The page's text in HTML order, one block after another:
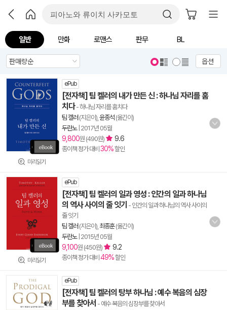
일반 만화 로맨스 판무 BL
옵션
미리읽기
ePub
[전자책] 팀 켈러의 내가 만든 신 : 하나님 자리를 훔
치다- 하나님 자리를 훔치다
팀 켈러 (지은이), 윤종석 (옮긴이)
두란노| 2017년 05월
9,800원 (490원) 9.6
종이책 정가 대비 30%할인
미리읽기
ePub
[전자책] 팀 켈러의 일과 영성 : 인간의 일과 하나님
의 역사 사이의 줄 잇기 - 인간의 일과 하나님의 역사 사이의
줄 잇기
팀 켈러 (지은이), 최종훈(옮긴이)
두란노| 2015년 05월
9,100원 (450원) 9.2
종이책 정가 대비 49%할인
ePub
[전자책] 팀 켈러의 탕부 하나님 : 예수 복음의 심장
부를 찾아서 - 예수 복음의 심장부를 찾아서